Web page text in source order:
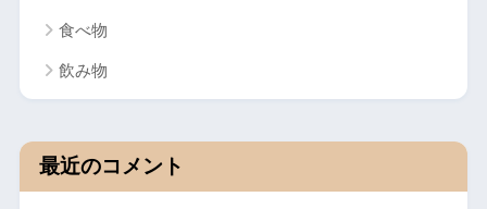
食べ物
飲み物
最近のコメント